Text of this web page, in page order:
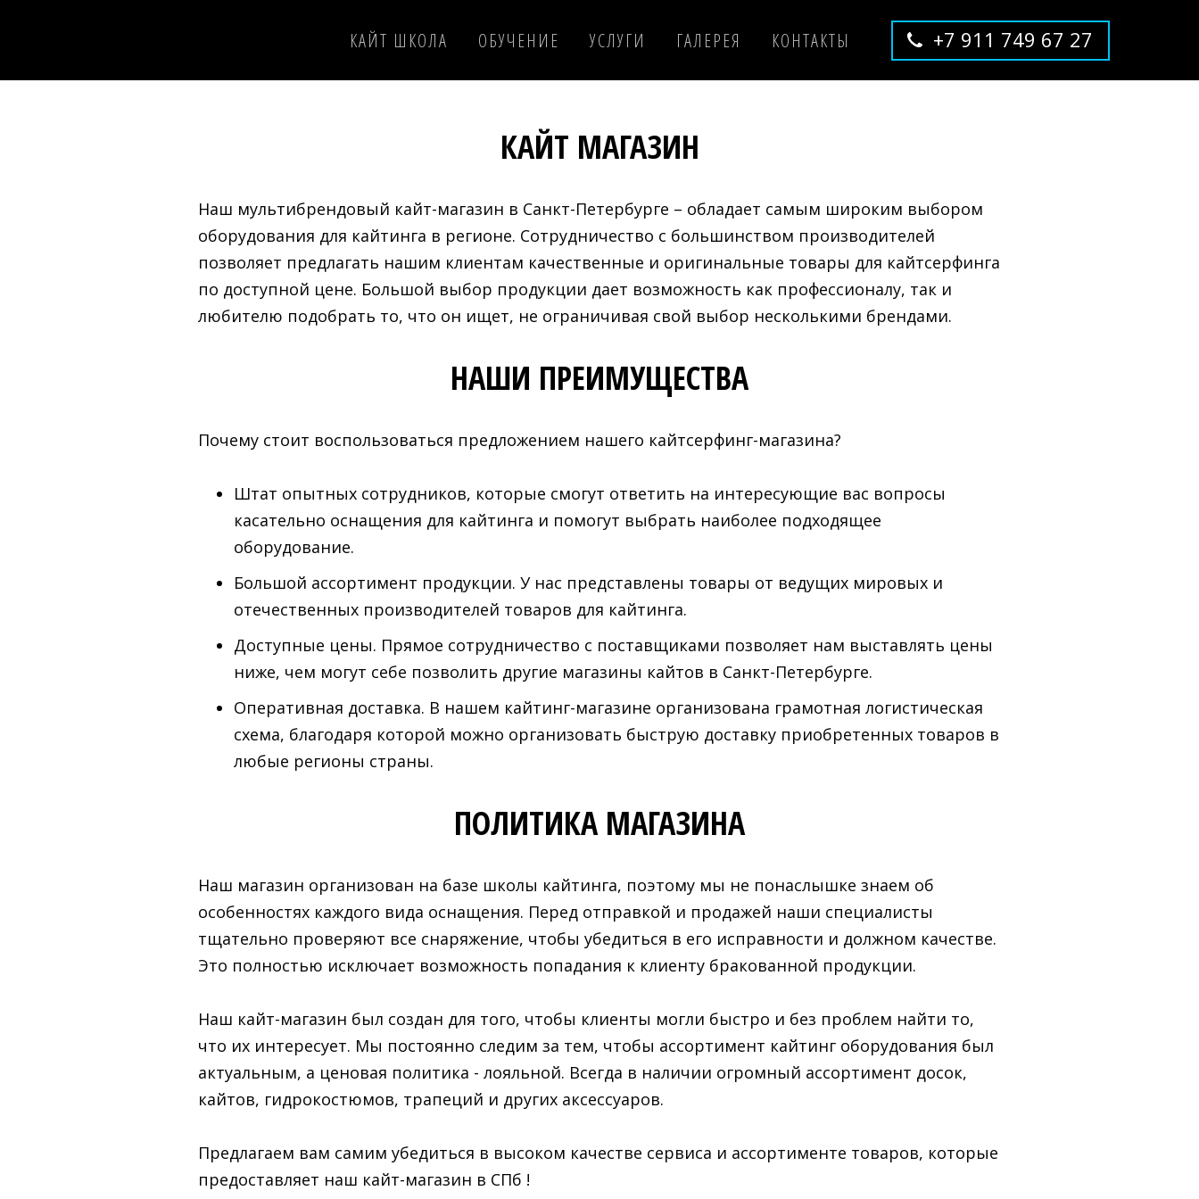
КАЙТ ШКОЛА ОБУЧЕНИЕ УСЛУГИ ГАЛЕРЕЯ КОНТАКТЫ +7 911 749 67 27
КАЙТ МАГАЗИН
Наш мультибрендовый кайт-магазин в Санкт-Петербурге – обладает самым широким выбором
оборудования для кайтинга в регионе. Сотрудничество с большинством производителей
позволяет предлагать нашим клиентам качественные и оригинальные товары для кайтсерфинга
по доступной цене. Большой выбор продукции дает возможность как профессионалу, так и
любителю подобрать то, что он ищет, не ограничивая свой выбор несколькими брендами.
НАШИ ПРЕИМУЩЕСТВА
Почему стоит воспользоваться предложением нашего кайтсерфинг-магазина?
Штат опытных сотрудников, которые смогут ответить на интересующие вас вопросы
касательно оснащения для кайтинга и помогут выбрать наиболее подходящее
оборудование.
Большой ассортимент продукции. У нас представлены товары от ведущих мировых и
отечественных производителей товаров для кайтинга.
Доступные цены. Прямое сотрудничество с поставщиками позволяет нам выставлять цены
ниже, чем могут себе позволить другие магазины кайтов в Санкт-Петербурге.
Оперативная доставка. В нашем кайтинг-магазине организована грамотная логистическая
схема, благодаря которой можно организовать быструю доставку приобретенных товаров в
любые регионы страны.
ПОЛИТИКА МАГАЗИНА
Наш магазин организован на базе школы кайтинга, поэтому мы не понаслышке знаем об
особенностях каждого вида оснащения. Перед отправкой и продажей наши специалисты
тщательно проверяют все снаряжение, чтобы убедиться в его исправности и должном качестве.
Это полностью исключает возможность попадания к клиенту бракованной продукции.
Наш кайт-магазин был создан для того, чтобы клиенты могли быстро и без проблем найти то,
что их интересует. Мы постоянно следим за тем, чтобы ассортимент кайтинг оборудования был
актуальным, а ценовая политика - лояльной. Всегда в наличии огромный ассортимент досок,
кайтов, гидрокостюмов, трапеций и других аксессуаров.
Предлагаем вам самим убедиться в высоком качестве сервиса и ассортименте товаров, которые
предоставляет наш кайт-магазин в СПб !